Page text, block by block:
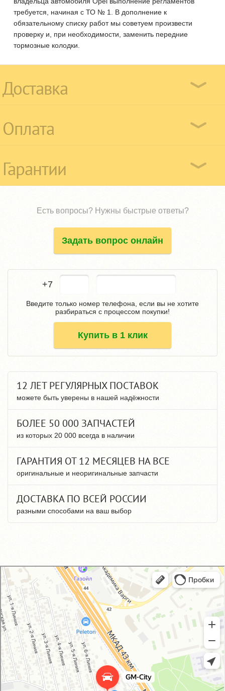
требуется, начиная с ТО № 1. В дополнение к
обязательному списку работ мы советуем произвести
проверку и, при необходимости, заменить передние
тормозные колодки.
Доставка
Оплата
Гарантии
Задать вопрос онлайн
Есть вопросы? Нужны быстрые ответы?
+7
Купить в 1 клик
Введите только номер телефона, если вы не хотите
разбираться с процессом покупки!
12 ЛЕТ РЕГУЛЯРНЫХ ПОСТАВОК
можете быть уверены в нашей надёжности
БОЛЕЕ 50 000 ЗАПЧАСТЕЙ
из которых 20 000 всегда в наличии
ГАРАНТИЯ ОТ 12 МЕСЯЦЕВ НА ВСЕ
оригинальные и неоригинальные запчасти
ДОСТАВКА ПО ВСЕЙ РОССИИ
разными способами на ваш выбор
GM-City&VAG-Repair
Автосервис, автотехцентр в Москве
Магазин автозапчастей и автотоваров в Москве